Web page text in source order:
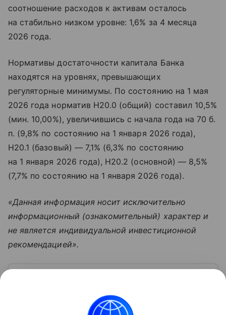
соотношение расходов к активам осталось
на стабильно низком уровне: 1,6% за 4 месяца
2026 года.
Нормативы достаточности капитала Банка
находятся на уровнях, превышающих
регуляторные минимумы. По состоянию на 1 мая
2026 года норматив Н20.0 (общий) составил 10,5%
(мин. 10,00%), увеличившись с начала года на 70 б.
п. (9,8% по состоянию на 1 января 2026 года),
Н20.1 (базовый) — 7,1% (6,3% по состоянию
на 1 января 2026 года), Н20.2 (основной) — 8,5%
(7,7% по состоянию на 1 января 2026 года).
«Данная информация носит исключительно
информационный (ознакомительный) характер и
не является индивидуальной инвестиционной
рекомендацией».
доходами и расходами
В мире финансов есть показатель, который служит